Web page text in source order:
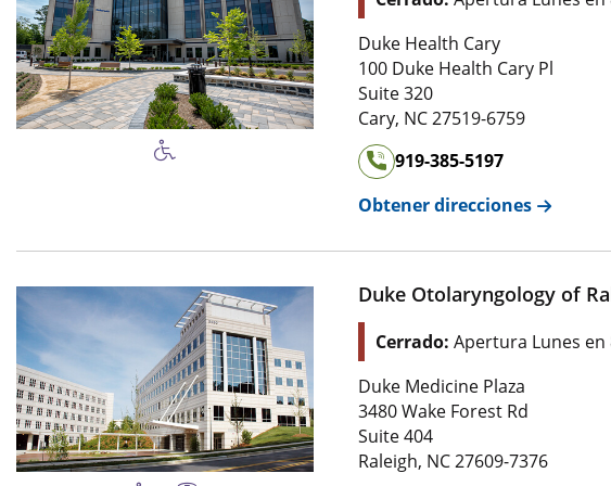
Duke Health Cary
100 Duke Health Cary Pl
Suite 320
Cary, NC27519-6759
919-385-5197
Obtener direcciones
Duke Otolaryngology of
Cerrado:Apertura Lunes en
Duke Medicine Plaza
3480 Wake Forest Rd
Suite 404
Raleigh, NC27609-7376